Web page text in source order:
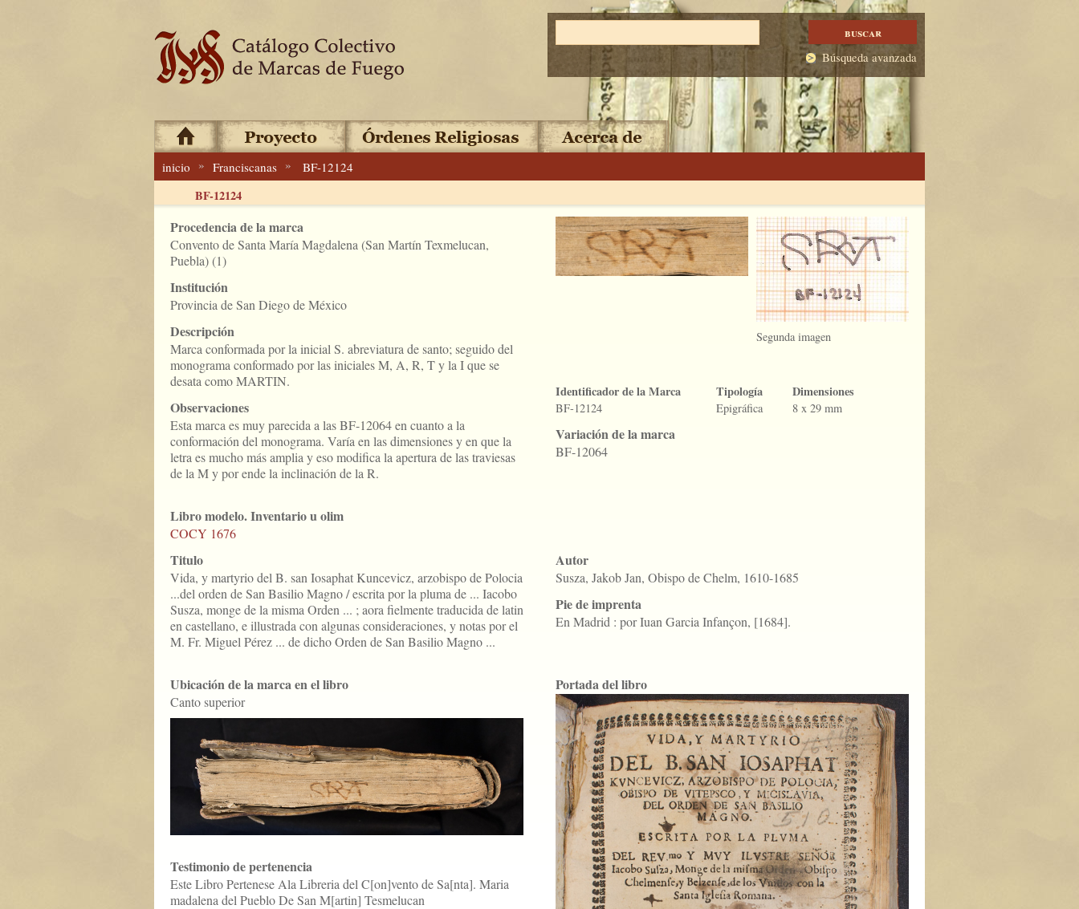
Búsqueda avanzada
inicio » Franciscanas » BF-12124
BF-12124
Procedencia de la marca
Convento de Santa María Magdalena (San Martín Texmelucan,
Puebla) (1)
Institución
Provincia de San Diego de México
Descripción
Marca conformada por la inicial S. abreviatura de santo; seguido del
monograma conformado por las iniciales M, A, R, T y la I que se
desata como MARTIN.
Observaciones
Esta marca es muy parecida a las BF-12064 en cuanto a la
conformación del monograma. Varía en las dimensiones y en que la
letra es mucho más amplia y eso modifica la apertura de las traviesas
de la M y por ende la inclinación de la R.
Segunda imagen
Identificador de la Marca
BF-12124
Tipología
Epigráfica
Dimensiones
8 x 29 mm
Variación de la marca
BF-12064
Libro modelo. Inventario u olim
COCY 1676
Titulo
Vida, y martyrio del B. san Iosaphat Kuncevicz, arzobispo de Polocia
...del orden de San Basilio Magno / escrita por la pluma de ... Iacobo
Susza, monge de la misma Orden ... ; aora fielmente traducida de latin
en castellano, e illustrada con algunas consideraciones, y notas por el
M. Fr. Miguel Pérez ... de dicho Orden de San Basilio Magno ...
Autor
Susza, Jakob Jan, Obispo de Chelm, 1610-1685
Pie de imprenta
En Madrid : por Iuan Garcia Infançon, [1684].
Ubicación de la marca en el libro
Canto superior
Testimonio de pertenencia
Este Libro Pertenese Ala Libreria del C[on]vento de Sa[nta]. Maria
madalena del Pueblo De San M[artin] Tesmelucan
Portada del libro